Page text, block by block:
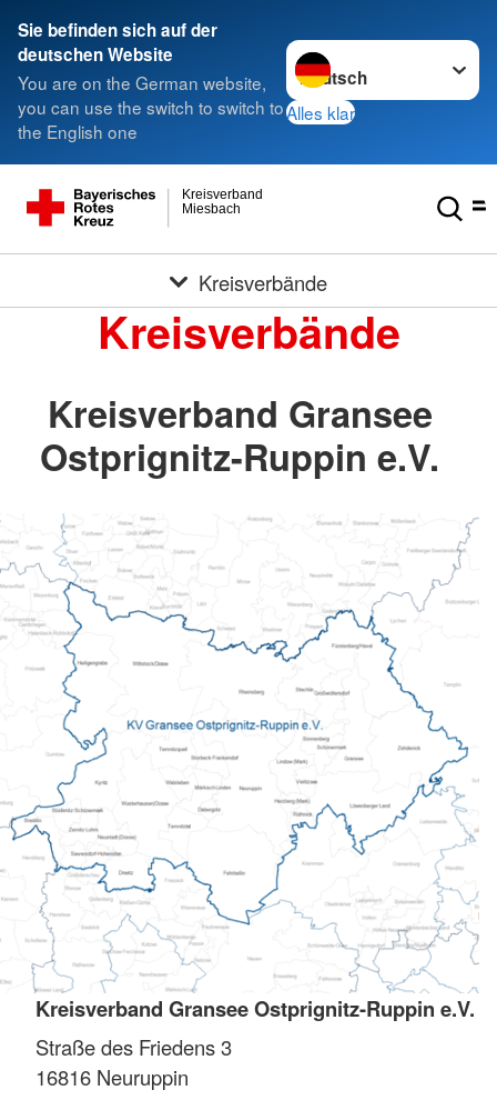
Sie befinden sich auf der
deutschen Website
You are on the German website,
you can use the switch to switch to
the English one
Sprache wechseln zu
Alles klar
Miesbach
Kreisverband
Kreisverbände
Kreisverbände
Kreisverband Gransee
Ostprignitz-Ruppin e.V.
Kreisverband Gransee Ostprignitz-Ruppin e.V.
Straße des Friedens 3
16816 Neuruppin